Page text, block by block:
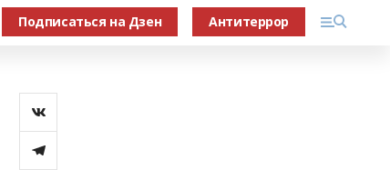
Подписаться на Дзен Антитеррор